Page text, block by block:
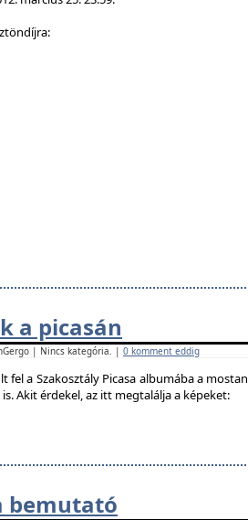
a picasán
| Nincs kategória. | 0 komment eddig
fel a Szakosztály Picasa albumába a
Akit érdekel, az itt megtalálja a képeket:
bemutató